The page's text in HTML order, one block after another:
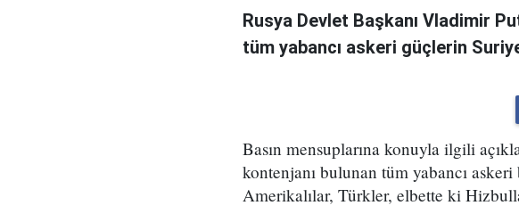
Rusya Devlet Başkanı Vladimir
tüm yabancı askeri güçlerin
Basın mensuplarına konuyla ilgili
kontenjanı bulunan tüm yabancı
Amerikalılar, Türkler, elbette ki